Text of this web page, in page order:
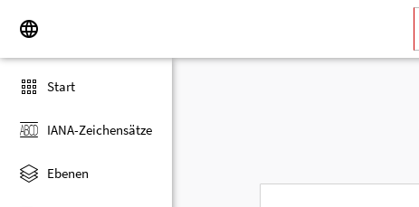
Start
IANA-Zeichensätze
Ebenen